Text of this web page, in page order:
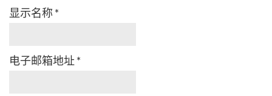
显示名称 *
电子邮箱地址 *